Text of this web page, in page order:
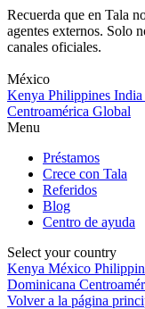
Recuerda que en Tala
agentes externos. Solo
canales oficiales.
to
content
México
Kenya Philippines India
Centroamérica Global
Menu
Préstamos
Crece con Tala
Referidos
Blog
Centro de ayuda
Select your country
Kenya México
Dominicana
Volver a la página